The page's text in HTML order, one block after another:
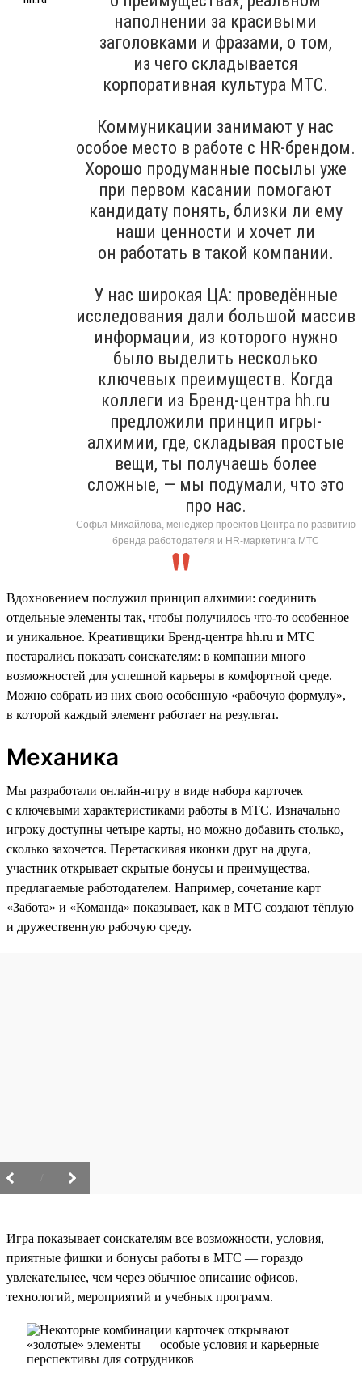
наполнении за красивыми
заголовками и фразами, о том,
из чего складывается
корпоративная культура МТС.
Коммуникации занимают у нас
особое место в работе с HR-брендом.
Хорошо продуманные посылы уже
при первом касании помогают
кандидату понять, близки ли ему
наши ценности и хочет ли
он работать в такой компании.
У нас широкая ЦА: проведённые
исследования дали большой массив
информации, из которого нужно
было выделить несколько
ключевых преимуществ. Когда
коллеги из Бренд-центра hh.ru
предложили принцип игры-
алхимии, где, складывая простые
вещи, ты получаешь более
сложные, — мы подумали, что это
про нас.
Софья Михайлова, менеджер проектов Центра по развитию
бренда работодателя и HR-маркетинга МТС
Вдохновением послужил принцип алхимии: соединить
отдельные элементы так, чтобы получилось что-то особенное
и уникальное. Креативщики Бренд-центра hh.ru и МТС
постарались показать соискателям: в компании много
возможностей для успешной карьеры в комфортной среде.
Можно собрать из них свою особенную «рабочую формулу»,
в которой каждый элемент работает на результат.
Механика
Мы разработали онлайн-игру в виде набора карточек
с ключевыми характеристиками работы в МТС. Изначально
игроку доступны четыре карты, но можно добавить столько,
сколько захочется. Перетаскивая иконки друг на друга,
участник открывает скрытые бонусы и преимущества,
предлагаемые работодателем. Например, сочетание карт
«Забота» и «Команда» показывает, как в МТС создают тёплую
и дружественную рабочую среду.
Игра показывает соискателям все возможности, условия,
приятные фишки и бонусы работы в МТС — гораздо
увлекательнее, чем через обычное описание офисов,
технологий, мероприятий и учебных программ.